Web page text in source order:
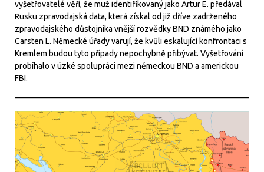
vyšetřovatelé věří, že muž identifikovaný jako Artur E. předával
Rusku zpravodajská data, která získal od již dříve zadrženého
zpravodajského důstojníka vnější rozvědky BND známého jako
Carsten L. Německé úřady varují, že kvůli eskalující konfrontaci s
Kremlem budou tyto případy nepochybně přibývat. Vyšetřování
probíhalo v úzké spolupráci mezi německou BND a americkou
FBI.